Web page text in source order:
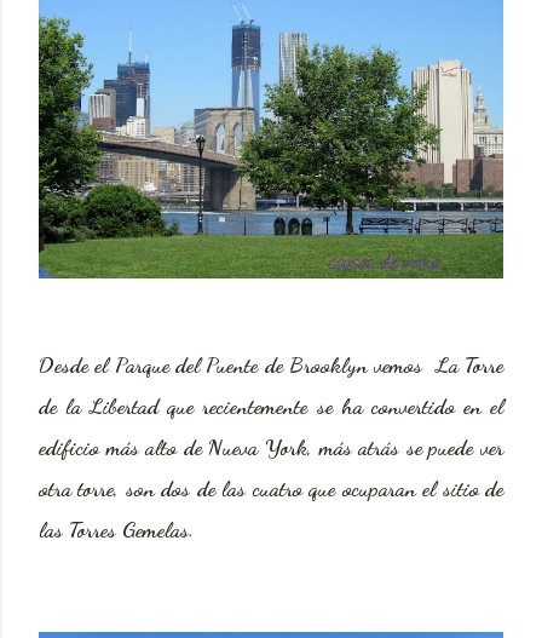
Desde el Parque del Puente de Brooklyn vemos La Torre
de la Libertad que recientemente se ha convertido en el
edificio más alto de Nueva York, más atrás se puede ver
otra torre, son dos de las cuatro que ocuparan el sitio de
las Torres Gemelas.